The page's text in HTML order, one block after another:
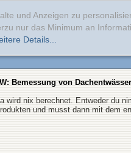
und Anzeigen zu
nur das Minimum an
Details...
Bemessung von
wird nix berechnet. Entweder du
und musst dann mit dem